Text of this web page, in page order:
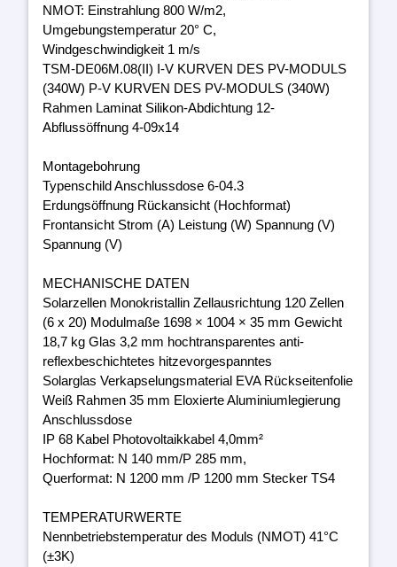
NMOT: Einstrahlung 800 W/m2,
Umgebungstemperatur 20° C,
Windgeschwindigkeit 1 m/s
TSM-DE06M.08(II) I-V KURVEN DES PV-MODULS
(340W) P-V KURVEN DES PV-MODULS (340W)
Rahmen Laminat Silikon-Abdichtung 12-
Abflussöffnung 4-09x14
Montagebohrung
Typenschild Anschlussdose 6-04.3
Erdungsöffnung Rückansicht (Hochformat)
Frontansicht Strom (A) Leistung (W) Spannung (V)
Spannung (V)
MECHANISCHE DATEN
Solarzellen Monokristallin Zellausrichtung 120 Zellen
(6 x 20) Modulmaße 1698 × 1004 × 35 mm Gewicht
18,7 kg Glas 3,2 mm hochtransparentes anti-
reflexbeschichtetes hitzevorgespanntes
Solarglas Verkapselungsmaterial EVA Rückseitenfolie
Weiß Rahmen 35 mm Eloxierte Aluminiumlegierung
Anschlussdose
IP 68 Kabel Photovoltaikkabel 4,0mm²
Hochformat: N 140 mm/P 285 mm,
Querformat: N 1200 mm /P 1200 mm Stecker TS4
TEMPERATURWERTE
Nennbetriebstemperatur des Moduls (NMOT) 41°C
(±3K)